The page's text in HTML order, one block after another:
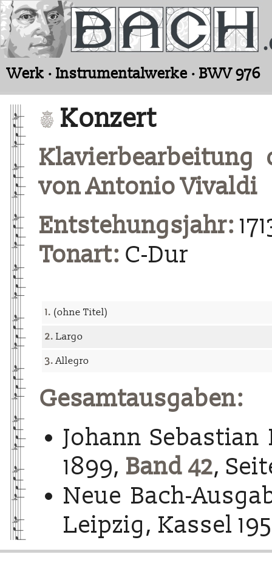
Werk · Instrumentalwerke · BWV 976
Konzert
Klavierbearbeitung
von Antonio Vivaldi
Entstehungsjahr:
Tonart: C-Dur
1. (ohne Titel)
2. Largo
3.Allegro
Gesamtausgaben:
Johann Sebastian
1899, Band 42,
Neue Bach-
Leipzig, Kassel